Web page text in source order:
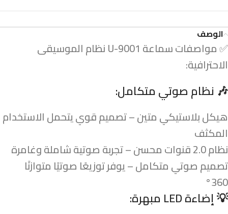
الوصف
✅ مواصفات سماعة U-9001 نظام الموسيقى
الاحترافية:
🎶 نظام صوتي متكامل:
هيكل بلاستيكي متين – تصميم قوي يتحمل الاستخدام
المكثف
نظام 2.0 قنوات محسن – تجربة صوتية شاملة وغامرة
تصميم صوتي متكامل – يوفر توزيعًا صوتيًا متوازنًا
360°
💡إضاءة LED مبهرة: